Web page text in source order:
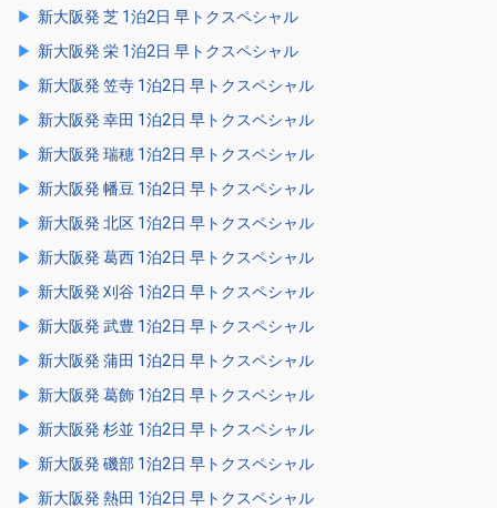
新大阪発 芝 1泊2日 早トクスペシャル
新大阪発 栄 1泊2日 早トクスペシャル
新大阪発 笠寺 1泊2日 早トクスペシャル
新大阪発 幸田 1泊2日 早トクスペシャル
新大阪発 瑞穂 1泊2日 早トクスペシャル
新大阪発 幡豆 1泊2日 早トクスペシャル
新大阪発 北区 1泊2日 早トクスペシャル
新大阪発 葛西 1泊2日 早トクスペシャル
新大阪発 刈谷 1泊2日 早トクスペシャル
新大阪発 武豊 1泊2日 早トクスペシャル
新大阪発 蒲田 1泊2日 早トクスペシャル
新大阪発 葛飾 1泊2日 早トクスペシャル
新大阪発 杉並 1泊2日 早トクスペシャル
新大阪発 磯部 1泊2日 早トクスペシャル
新大阪発 熱田 1泊2日 早トクスペシャル